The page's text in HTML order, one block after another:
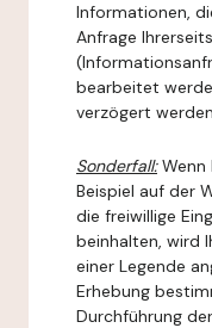
Informationen,
Anfrage
bearbeitet
verzögert
Sonderfall:Wenn
Beispiel auf der
die freiwillige
beinhalten, wird
einer Legende
Erhebung
Durchführung